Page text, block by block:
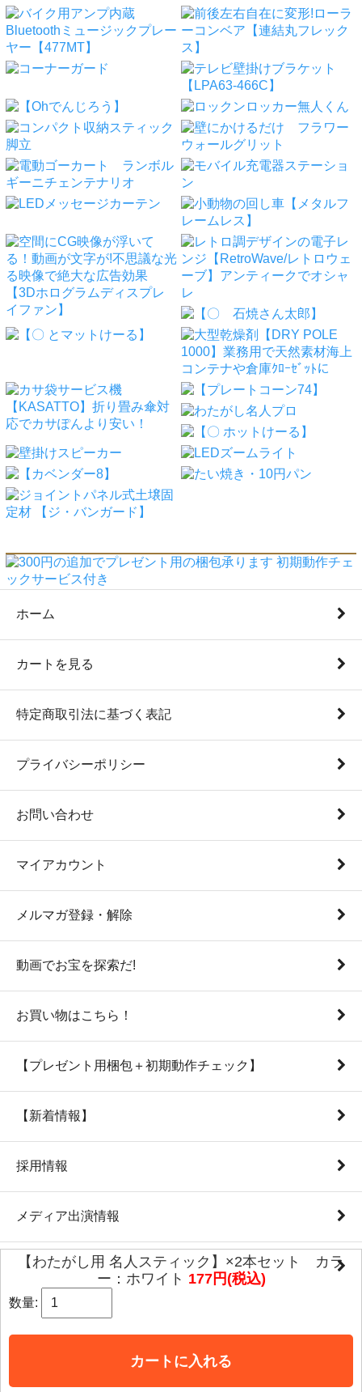
【わたがし用 名人スティック】×2本セット カラ
ー：ホワイト 177円(税込)
数量:
カートに入れる
ホーム
カートを見る
特定商取引法に基づく表記
プライバシーポリシー
お問い合わせ
マイアカウント
メルマガ登録・解除
動画でお宝を探索だ!
お買い物はこちら！
【プレゼント用梱包＋初期動作チェック】
【新着情報】
採用情報
メディア出演情報
本社ウェブサイト
PC版表示に切り替える